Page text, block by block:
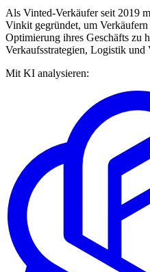
Als Vinted-Verkäufer seit 2019
Vinkit gegründet, um
Optimierung ihres Geschäfts zu
Verkaufsstrategien, Logistik und
Mit KI analysieren: